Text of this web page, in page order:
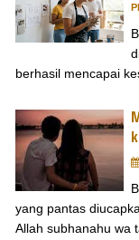
berhasil mencapai
yang pantas
Allah subhanahu wa